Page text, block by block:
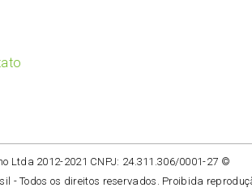
Ltda 2012-2021 CNPJ: 24.311.306/0001-27 ©
-Todos os direitos reservados. Proibida